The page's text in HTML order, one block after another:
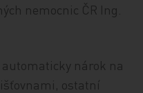
nemocnic ČR Ing.
nárok na
ostatní